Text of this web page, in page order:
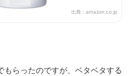
出典： amazon.co.jp
もらったのですが、ベタベタする